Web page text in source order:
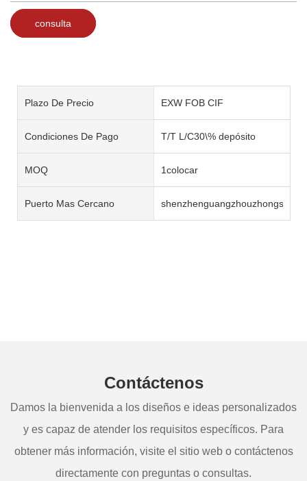
consulta
Plazo De Precio EXW FOB CIF
Condiciones De Pago T/T L/C30\% depósito
MOQ 1colocar
Puerto Mas Cercano shenzhenguangzhouzhongshan
Contáctenos
Damos la bienvenida a los diseños e ideas personalizados
y es capaz de atender los requisitos específicos. Para
obtener más información, visite el sitio web o contáctenos
directamente con preguntas o consultas.